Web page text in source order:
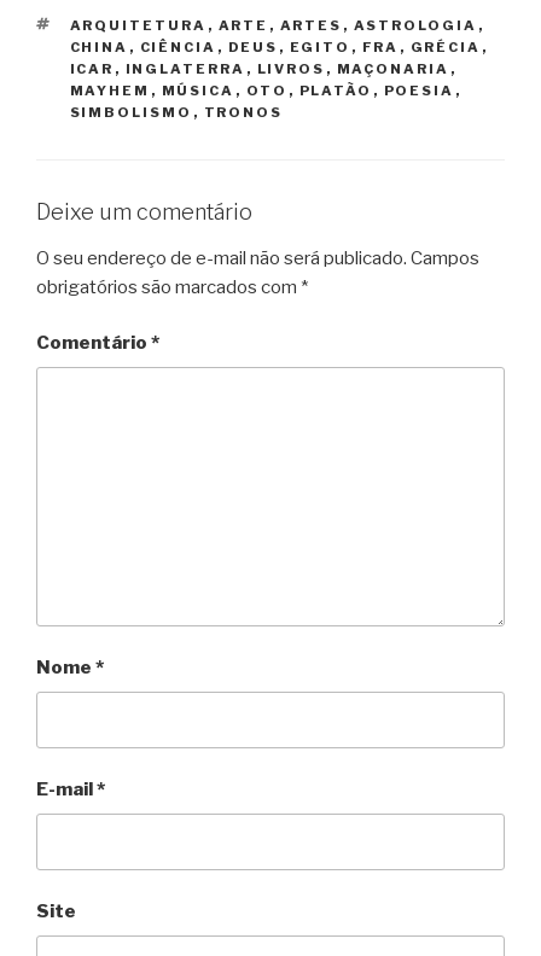
TAGS
ARQUITETURA , ARTE , ARTES , ASTROLOGIA ,
CHINA , CIÊNCIA , DEUS , EGITO , FRA , GRÉCIA ,
ICAR , INGLATERRA , LIVROS , MAÇONARIA ,
MAYHEM , MÚSICA , OTO , PLATÃO , POESIA ,
SIMBOLISMO , TRONOS
Deixe um comentário
O seu endereço de e-mail não será publicado. Campos
obrigatórios são marcados com *
Comentário *
Nome *
E-mail*
Site